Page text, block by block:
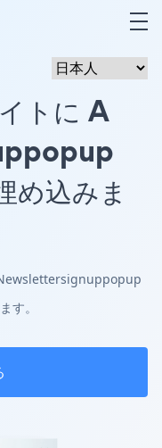
トに A
込みま
す。